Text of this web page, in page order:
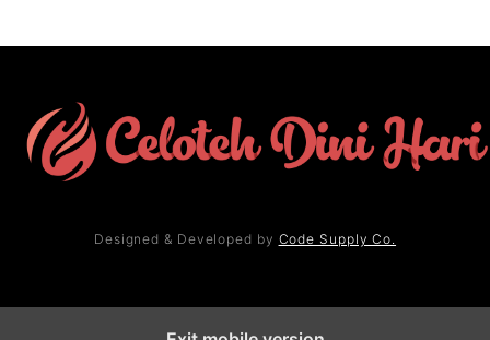
Designed & Developed by Code Supply Co.